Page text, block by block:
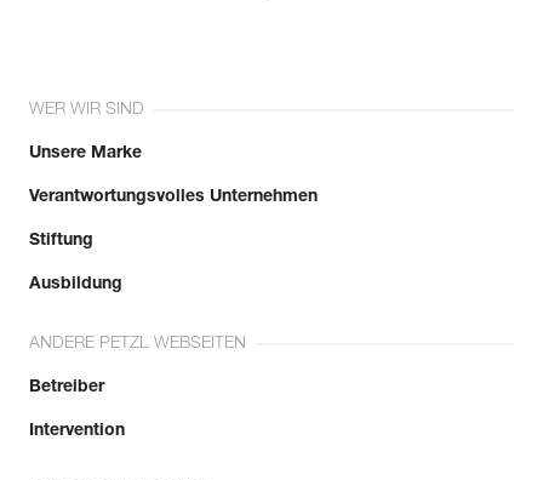
WER WIR SIND
Unsere Marke
Verantwortungsvolles Unternehmen
Stiftung
Ausbildung
ANDERE PETZL WEBSEITEN
Betreiber
Intervention